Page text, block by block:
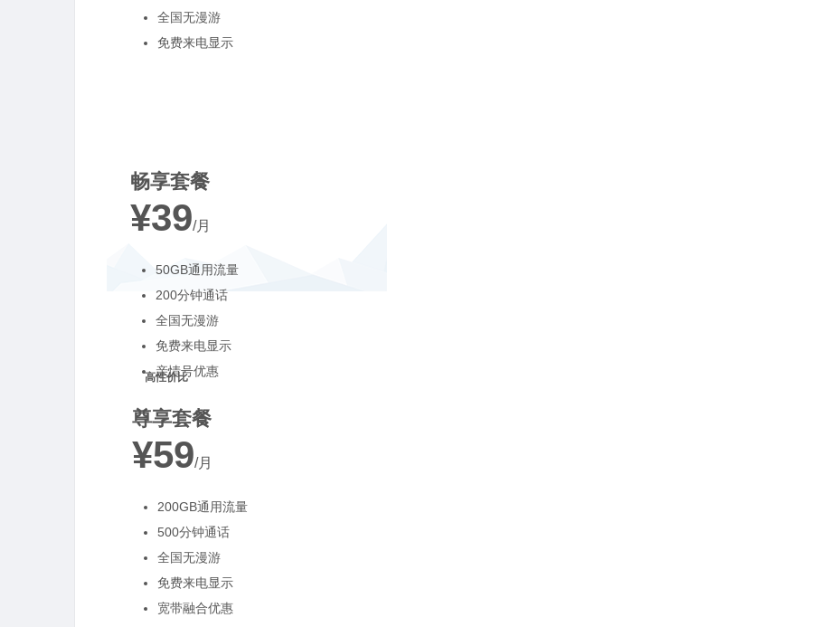
全国无漫游
免费来电显示
畅享套餐
¥39/月
50GB通用流量
200分钟通话
全国无漫游
免费来电显示
亲情号优惠
高性价比
尊享套餐
¥59/月
200GB通用流量
500分钟通话
全国无漫游
免费来电显示
宽带融合优惠